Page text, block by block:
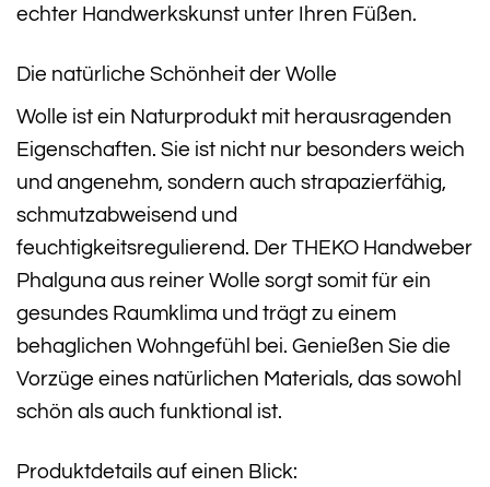
echter Handwerkskunst unter Ihren Füßen.
Die natürliche Schönheit der Wolle
Wolle ist ein Naturprodukt mit herausragenden
Eigenschaften. Sie ist nicht nur besonders weich
und angenehm, sondern auch strapazierfähig,
schmutzabweisend und
feuchtigkeitsregulierend. Der THEKO Handweber
Phalguna aus reiner Wolle sorgt somit für ein
gesundes Raumklima und trägt zu einem
behaglichen Wohngefühl bei. Genießen Sie die
Vorzüge eines natürlichen Materials, das sowohl
schön als auch funktional ist.
Produktdetails auf einen Blick: